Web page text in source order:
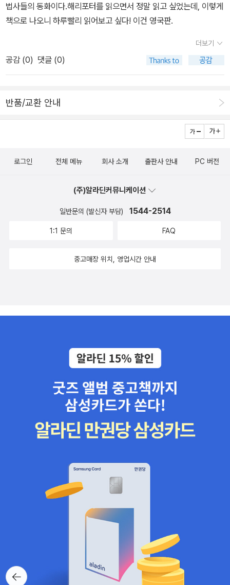
법사들의 동화이다.해리포터를 읽으면서 정말 읽고 싶었는데, 이렇게
책으로 나오니 하루빨리 읽어보고 싶다! 이건 영국판.
더보기
공감 (0) 댓글 (0)
반품/교환 안내
뒤로가
기
로그인 전체 메뉴 회사 소개 출판사 안내 PC 버전
(주)알라딘커뮤니케이션
일반문의 (발신자 부담) 1544-2514
1:1 문의 FAQ
중고매장 위치, 영업시간 안내